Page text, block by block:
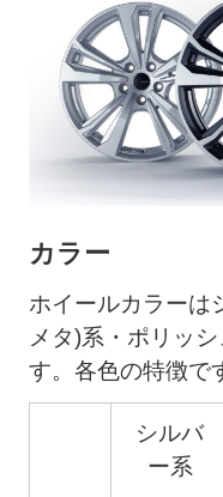
カラー
ホイールカラーは
メタ)系・ポリッ
す。各色の特徴で
シルバ
ー系